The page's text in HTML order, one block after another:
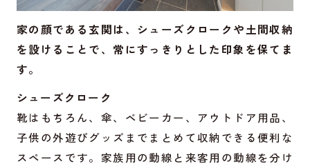
家の顔である玄関は、シューズクロークや土間収納
を設けることで、常にすっきりとした印象を保てま
す。
シューズクローク
靴はもちろん、傘、ベビーカー、アウトドア用品、
子供の外遊びグッズまでまとめて収納できる便利な
スペースです。家族用の動線と来客用の動線を分け